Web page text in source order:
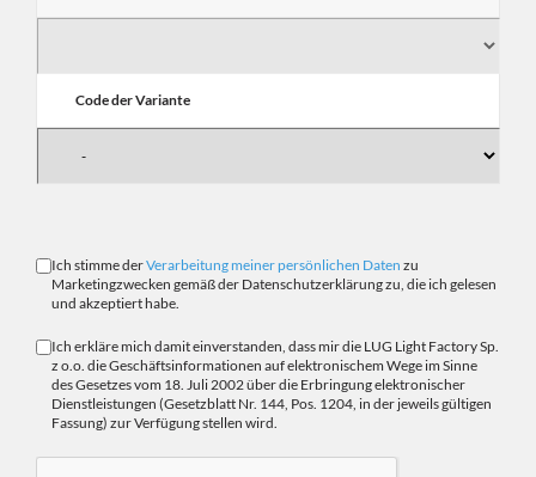
Code der Variante
Ich stimme derVerarbeitung meiner persönlichen Daten zu
Marketingzwecken gemäß der Datenschutzerklärung zu, die ich gelesen
und akzeptiert habe.
Ich erkläre mich damit einverstanden, dass mir die LUG Light Factory Sp.
z o.o. die Geschäftsinformationen auf elektronischem Wege im Sinne
des Gesetzes vom 18. Juli 2002 über die Erbringung elektronischer
Dienstleistungen (Gesetzblatt Nr. 144, Pos. 1204, in der jeweils gültigen
Fassung) zur Verfügung stellen wird.